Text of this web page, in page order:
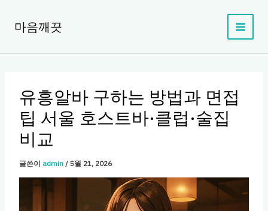
건
마음깨끗
유흥알바 구하는 방법과 면접
팁 서울 호스트바·클럽·술집
비교
글쓴이 admin / 5월 21, 2026